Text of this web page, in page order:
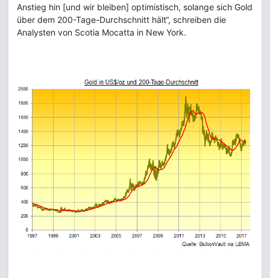
Anstieg hin [und wir bleiben] optimistisch, solange sich Gold
über dem 200-Tage-Durchschnitt hält“, schreiben die
Analysten von Scotia Mocatta in New York.